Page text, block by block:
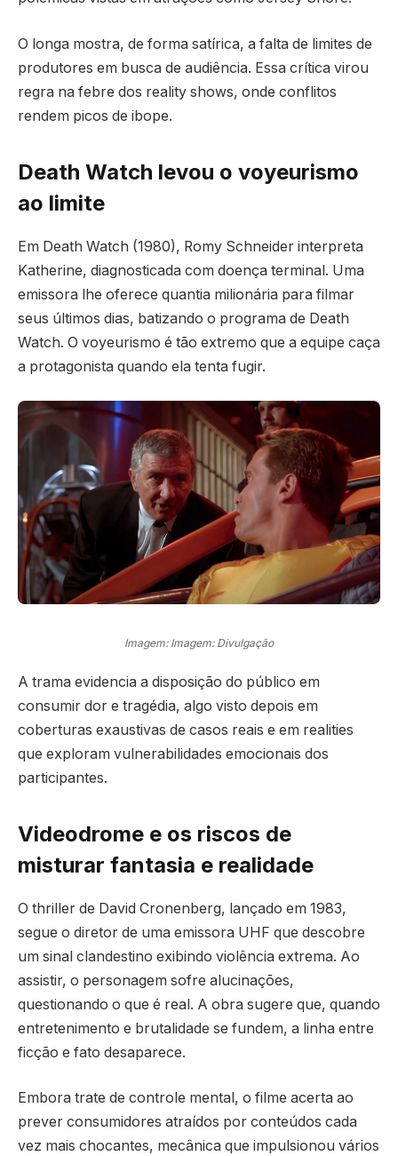
O longa mostra, de forma satírica, a falta de limites de
produtores em busca de audiência. Essa crítica virou
regra na febre dos reality shows, onde conflitos
rendem picos de ibope.
Death Watch levou o voyeurismo
ao limite
Em Death Watch (1980), Romy Schneider interpreta
Katherine, diagnosticada com doença terminal. Uma
emissora lhe oferece quantia milionária para filmar
seus últimos dias, batizando o programa de Death
Watch. O voyeurismo é tão extremo que a equipe caça
a protagonista quando ela tenta fugir.
Imagem: Imagem: Divulgação
A trama evidencia a disposição do público em
consumir dor e tragédia, algo visto depois em
coberturas exaustivas de casos reais e em realities
que exploram vulnerabilidades emocionais dos
participantes.
Videodrome e os riscos de
misturar fantasia e realidade
O thriller de David Cronenberg, lançado em 1983,
segue o diretor de uma emissora UHF que descobre
um sinal clandestino exibindo violência extrema. Ao
assistir, o personagem sofre alucinações,
questionando o que é real. A obra sugere que, quando
entretenimento e brutalidade se fundem, a linha entre
ficção e fato desaparece.
Embora trate de controle mental, o filme acerta ao
prever consumidores atraídos por conteúdos cada
vez mais chocantes, mecânica que impulsionou vários